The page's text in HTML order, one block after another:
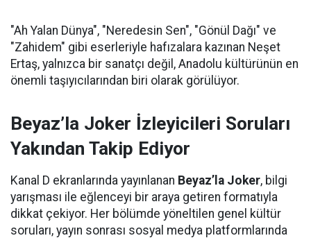
"Ah Yalan Dünya", "Neredesin Sen", "Gönül Dağı" ve
"Zahidem" gibi eserleriyle hafızalara kazınan Neşet
Ertaş, yalnızca bir sanatçı değil, Anadolu kültürünün en
önemli taşıyıcılarından biri olarak görülüyor.
Beyaz’la Joker İzleyicileri Soruları
Yakından Takip Ediyor
Kanal D ekranlarında yayınlanan Beyaz’la Joker, bilgi
yarışması ile eğlenceyi bir araya getiren formatıyla
dikkat çekiyor. Her bölümde yöneltilen genel kültür
soruları, yayın sonrası sosyal medya platformlarında